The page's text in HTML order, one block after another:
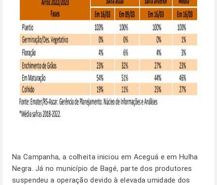
Na Campanha, a colheita iniciou em Aceguá e em Hulha
Negra. Já no município de Bagé, parte dos produtores
suspendeu a operação devido à elevada umidade dos